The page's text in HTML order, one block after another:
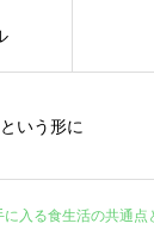
いう形に
入る食生活の共通点